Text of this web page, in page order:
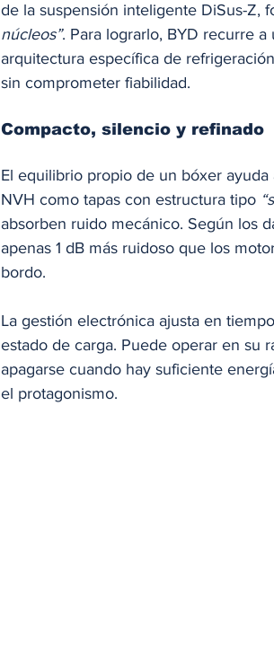
de la suspensión inteligente DiSus-Z,
núcleos”. Para lograrlo, BYD recurre
arquitectura específica de
sin comprometer fiabilidad.
Compacto, silencio y refinado
El equilibrio propio de un bóxer
NVH como tapas con estructura tipo
absorben ruido mecánico. Según los
apenas 1 dB más ruidoso que los
bordo.
La gestión electrónica ajusta en
estado de carga. Puede operar en su
apagarse cuando hay suficiente
el protagonismo.